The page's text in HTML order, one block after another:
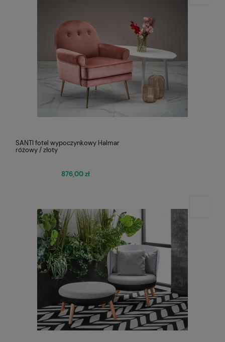
SANTI fotel wypoczynkowy Halmar
różowy / złoty
876,00 zł